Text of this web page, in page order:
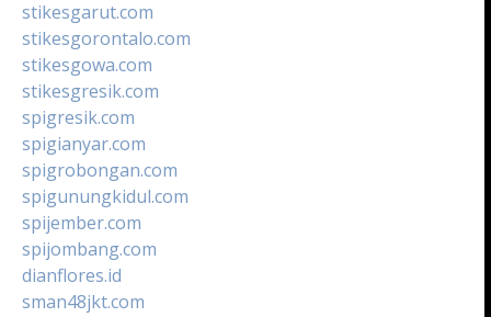
stikesgarut.com
stikesgorontalo.com
stikesgowa.com
stikesgresik.com
spigresik.com
spigianyar.com
spigrobongan.com
spigunungkidul.com
spijember.com
spijombang.com
dianflores.id
sman48jkt.com